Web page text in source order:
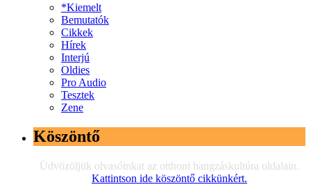
*Kiemelt
Bemutatók
Cikkek
Hírek
Interjú
Oldies
Pro Audio
Tesztek
Zene
Köszöntő
Üdvözöljük olvasóinkat az otthoni hangzáskultúra oldalain.
Kattintson ide köszöntő cikkünkért.